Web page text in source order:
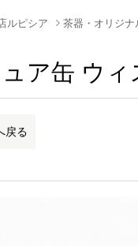
ルピシア 茶器・オリジナ
ア缶 ウ
戻る